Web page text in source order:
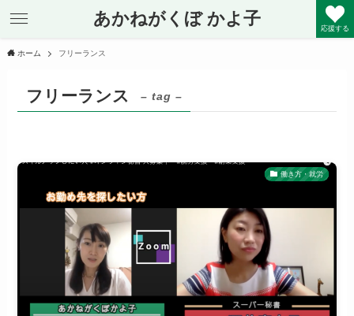
あかねがくぼ かよ子 応援する
ホーム フリーランス
フリーランス – tag –
働き方・就労